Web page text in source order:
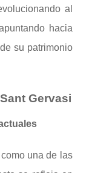
al
hacia
su patrimonio
Gervasi
una de las